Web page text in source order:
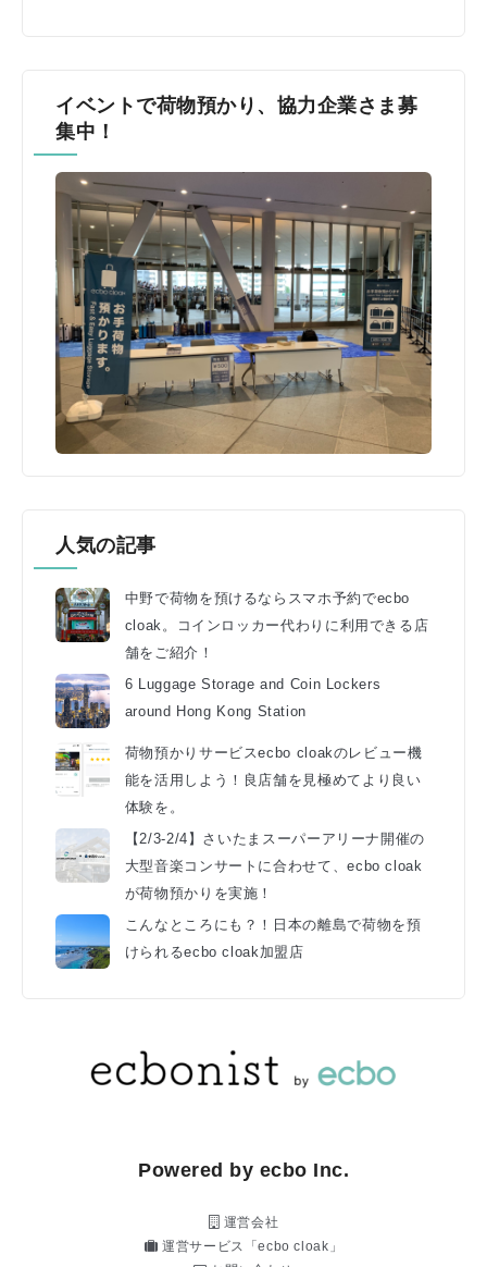
イベントで荷物預かり、協力企業さま募
集中！
人気の記事
中野で荷物を預けるならスマホ予約でecbo
cloak。コインロッカー代わりに利用できる店
舗をご紹介！
6 Luggage Storage and Coin Lockers
around Hong Kong Station
荷物預かりサービスecbo cloakのレビュー機
能を活用しよう！良店舗を見極めてより良い
体験を。
【2/3-2/4】さいたまスーパーアリーナ開催の
大型音楽コンサートに合わせて、ecbo cloak
が荷物預かりを実施！
こんなところにも？！日本の離島で荷物を預
けられるecbo cloak加盟店
Powered by ecbo Inc.
運営会社
運営サービス「ecbo cloak」